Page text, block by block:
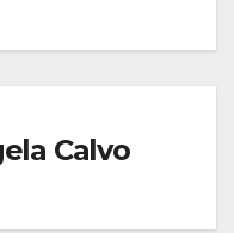
Calvo